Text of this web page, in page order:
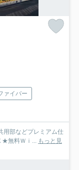
ァイバー
用部などプレミアム仕
無料Ｗｉ...
もっと見